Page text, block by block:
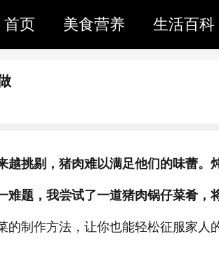
首页 美食营养 生活百科
越挑剔，猪肉难以满足他们的味蕾。
难题，我尝试了一道猪肉锅仔菜肴，
的制作方法，让你也能轻松征服家人